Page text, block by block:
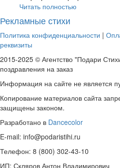
Читать полностью
Рекламные стихи
Политика конфиденциальности |
реквизиты
2015-2025 © Агентство "Подари
поздравления на заказ
Информация на сайте не является
Копирование материалов сайта
защищены законом.
Разработано в Dancecolor
E-mail: info@podaristihi.ru
Телефон: 8 (800) 302-43-10
ИП: Скляров Антон Владимирович